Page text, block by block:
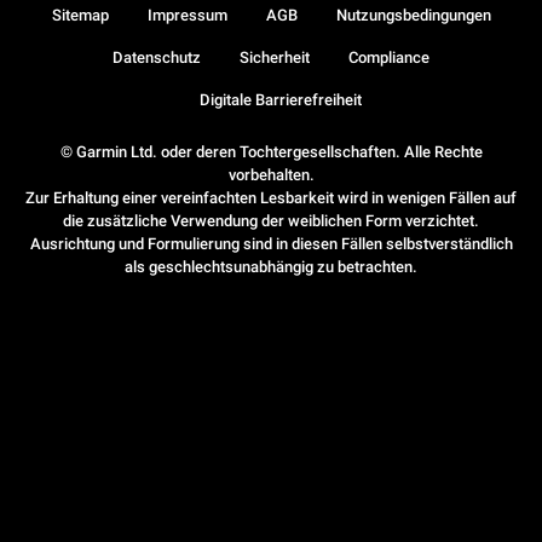
© Garmin Ltd. oder deren Tochtergesellschaften. Alle Rechte
vorbehalten.
Zur Erhaltung einer vereinfachten Lesbarkeit wird in wenigen Fällen auf
die zusätzliche Verwendung der weiblichen Form verzichtet.
Ausrichtung und Formulierung sind in diesen Fällen selbstverständlich
als geschlechtsunabhängig zu betrachten.
Sitemap Impressum AGB Nutzungsbedingungen
Datenschutz Sicherheit Compliance
Digitale Barrierefreiheit